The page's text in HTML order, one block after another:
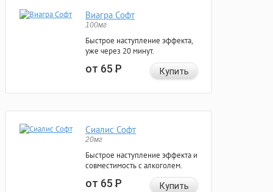
Виагра Софт
100мг
Быстрое наступление эффекта,
уже через 20 минут.
от 65Р Купить
Сиалис Софт
20мг
Быстрое наступление эффекта и
совместимость с алкоголем.
от 65Р Купить